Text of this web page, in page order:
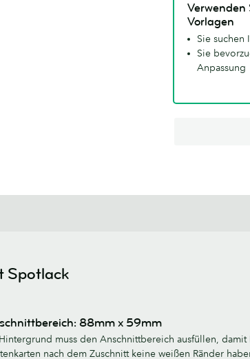
Verwenden
Vorlagen
Sie suchen
Sie
Anpassung
Spotlack
88mm x 59mm
muss den Anschnittbereich ausfüllen, damit
nach dem Zuschnitt keine weißen Ränder